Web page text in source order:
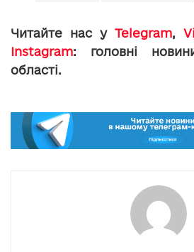
Читайте нас у Telegram,
Instagram: головні
області.